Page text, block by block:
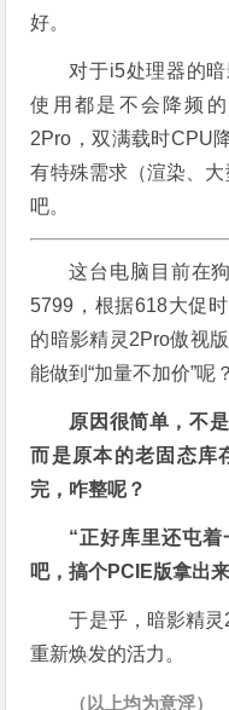
好。
对于i5处理器的
使用都是不会降频
2Pro，双满载时CPU
有特殊需求（渲染、
吧。
这台电脑目前在
5799，根据618大促
的暗影精灵2Pro傲视
能做到“加量不加价”呢？
原因很简单，不
而是原本的老固态库
完，咋整呢？
“正好库里还屯
吧，搞个PCIE版拿出
于是乎，暗影精灵
重新焕发的活力。
（以上均为意淫）